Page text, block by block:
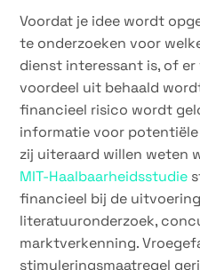
Voordat je idee wordt
te onderzoeken voor
dienst interessant is, of
voordeel uit behaald
financieel risico wordt
informatie voor
zij uiteraard willen weten
MIT-Haalbaarheidsstudie
financieel bij de
literatuuronderzoek,
marktverkenning.
stimuleringsmaatregel